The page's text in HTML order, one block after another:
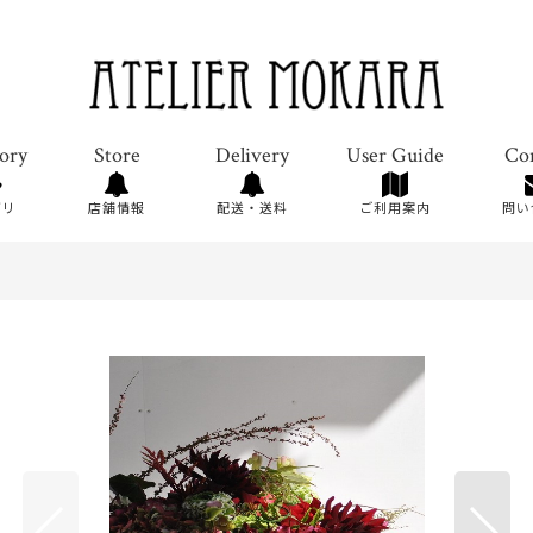
店舗情報 配送・送料 ご利用案内 問